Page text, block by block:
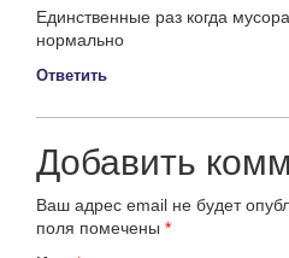
Единственные раз когда
нормально
Ответить
Добавить
Ваш адрес email не будет
поля помечены *